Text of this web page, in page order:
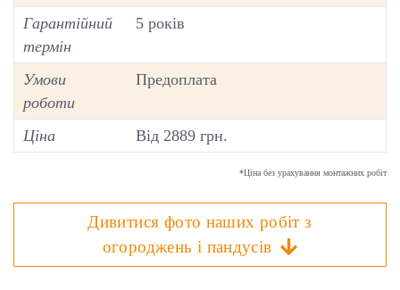
Гарантійний
термін
5 років
Умови
роботи
Предоплата
Ціна Від 2889 грн.
*Ціна без урахування монтажних робіт
Дивитися фото наших робіт з
огороджень і пандусів